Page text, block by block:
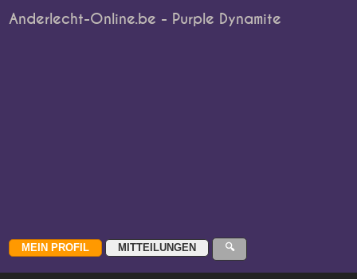
Anderlecht-Online.be - Purple Dynamite